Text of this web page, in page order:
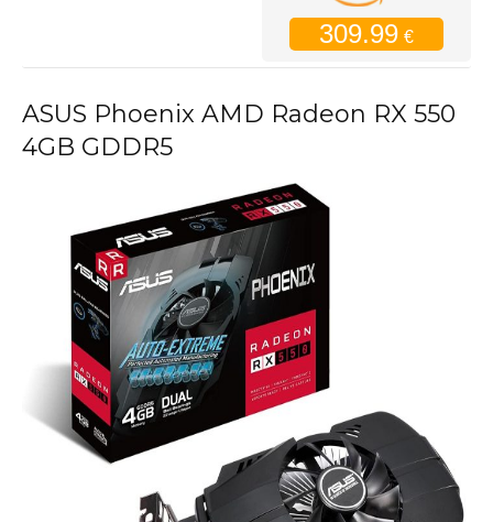
309.99 €
ASUS Phoenix AMD Radeon RX 550
4GB GDDR5